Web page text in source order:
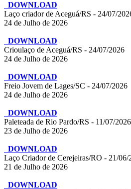
DOWNLOAD
Laço criador de Aceguá/RS - 24/07/
24 de Julho de 2026
DOWNLOAD
Crioulaço de Aceguá/RS - 24/07/2026
24 de Julho de 2026
DOWNLOAD
Freio Jovem de Lages/SC - 24/07/2026
24 de Julho de 2026
DOWNLOAD
Paleteada de Rio Pardo/RS - 11/07/2026
23 de Julho de 2026
DOWNLOAD
Laço Criador de Cerejeiras/RO - 21/06/
21 de Julho de 2026
DOWNLOAD